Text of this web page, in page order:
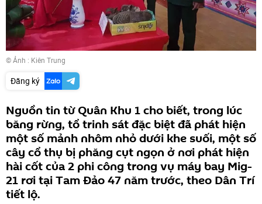
© Ảnh : Kiên Trung
Đăng ký
Nguồn tin từ Quân Khu 1 cho biết, trong lúc
băng rừng, tổ trinh sát đặc biệt đã phát hiện
một số mảnh nhôm nhỏ dưới khe suối, một số
cây cổ thụ bị phăng cụt ngọn ở nơi phát hiện
hài cốt của 2 phi công trong vụ máy bay Mig-
21 rơi tại Tam Đảo 47 năm trước, theo Dân Trí
tiết lộ.